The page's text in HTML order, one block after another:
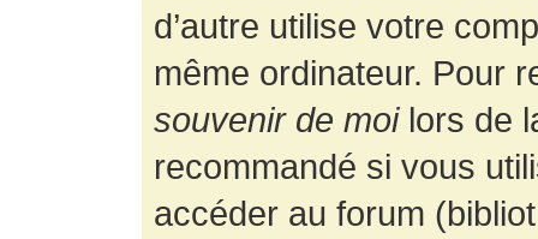
d’autre utilise votre
même ordinateur. Pour
souvenir de moilors de
recommandé si vous
accéder au forum